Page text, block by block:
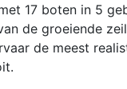
17 boten in 5
de groeiende zeil
de meest